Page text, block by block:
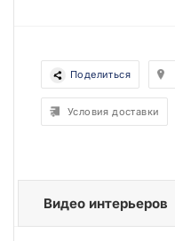
Поделиться
Условия доставки
Видео интерьеров